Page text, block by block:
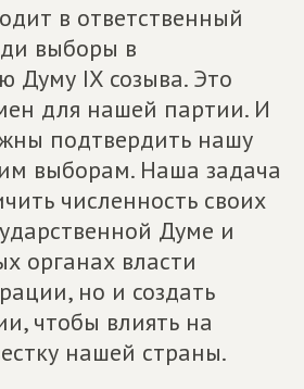
в ответственный
выборы в
Думу IX созыва. Это
для нашей партии. И
подтвердить нашу
выборам. Наша задача
численность своих
Думе и
органах власти
но и создать
чтобы влиять на
нашей страны.